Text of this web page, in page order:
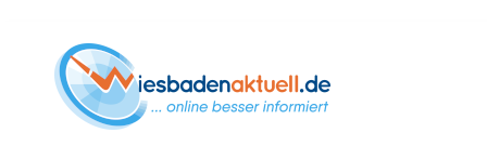
content